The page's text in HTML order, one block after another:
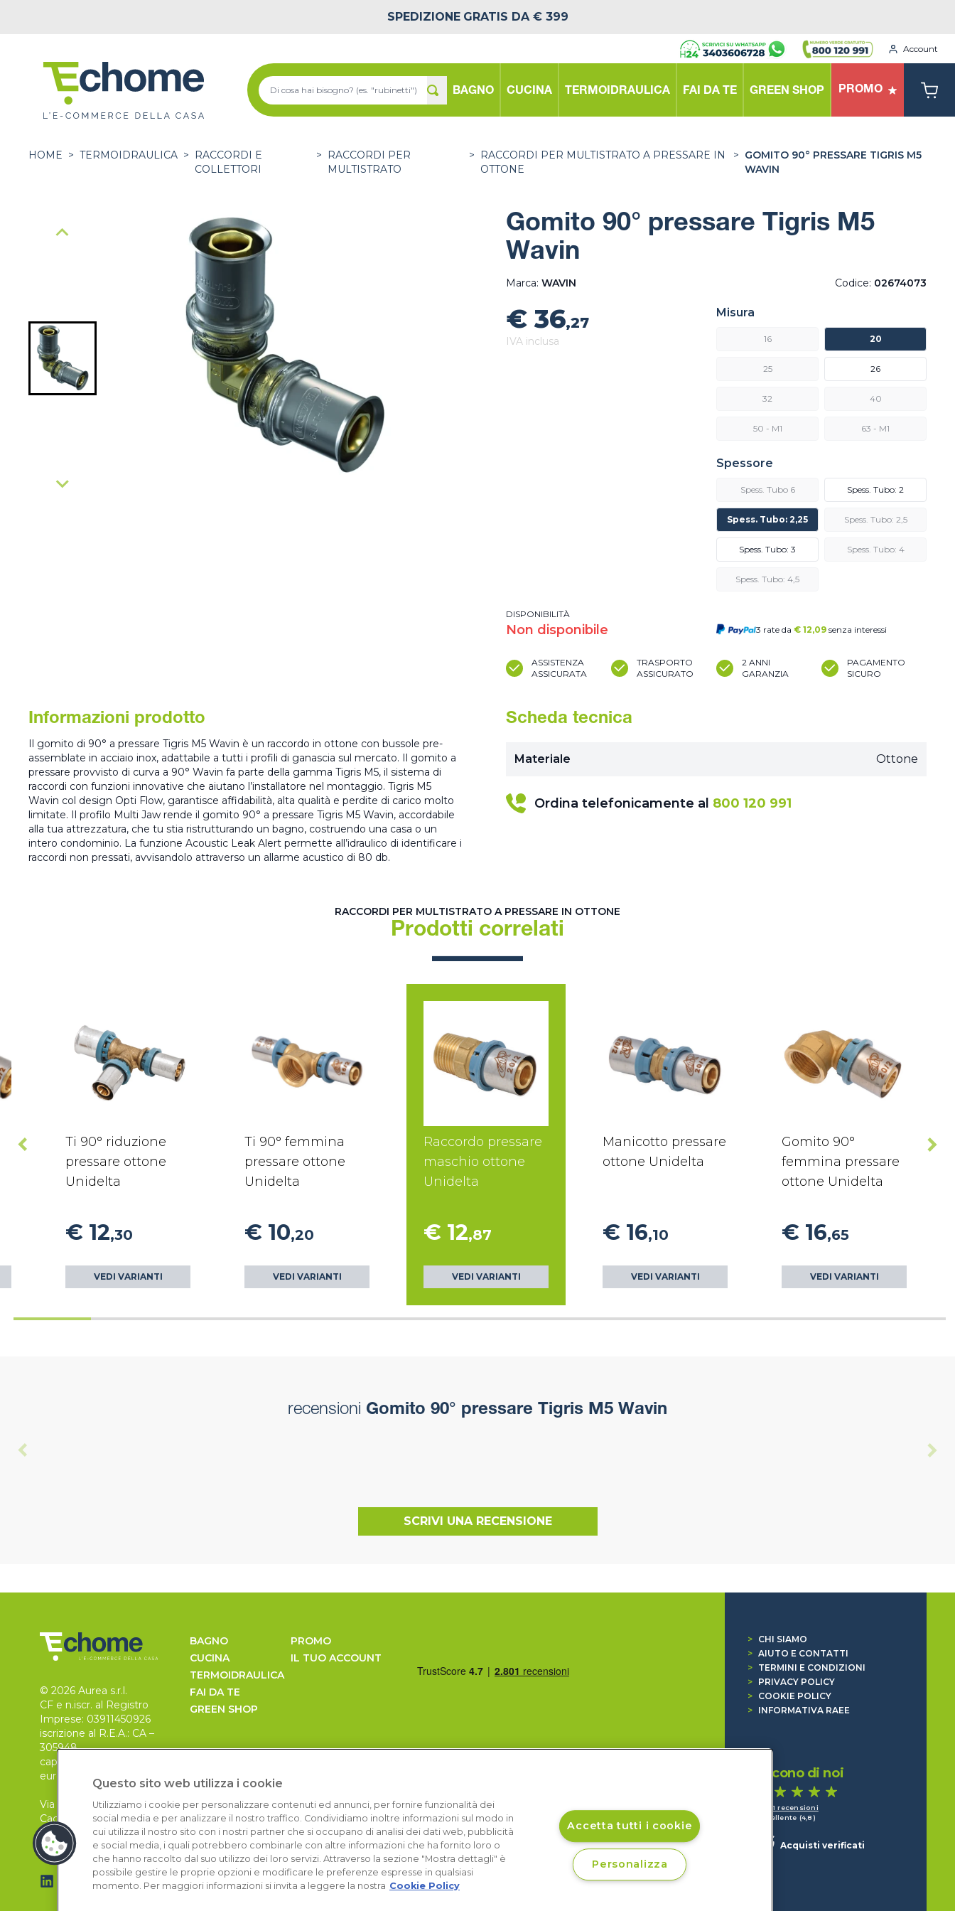
SPEDIZIONE GRATIS DA € 399
Account
BAGNO CUCINA TERMOIDRAULICA FAI DA TE GREEN SHOP PROMO
HOME > TERMOIDRAULICA >
RACCORDI E
COLLETTORI
>
RACCORDI PER
MULTISTRATO
>
RACCORDI PER MULTISTRATO A PRESSARE IN
OTTONE
> GOMITO 90° PRESSARE TIGRIS M5
WAVIN
Gomito 90° pressare Tigris M5
Wavin
Marca: WAVIN Codice: 02674073
€ 36,27
IVA inclusa
DISPONIBILITÀ
Non disponibile
Misura
16 20
25 26
32 40
50 - M1 63 - M1
Spessore
Spess. Tubo 6 Spess. Tubo: 2
Spess. Tubo: 2,25 Spess. Tubo: 2,5
Spess. Tubo: 3 Spess. Tubo: 4
Spess. Tubo: 4,5
3 rate da € 12,09 senza interessi
ASSISTENZA
ASSICURATA
TRASPORTO
ASSICURATO
2 ANNI
GARANZIA
PAGAMENTO
SICURO
Informazioni prodotto
Il gomito di 90° a pressare Tigris M5 Wavin è un raccordo in ottone con bussole pre-
assemblate in acciaio inox, adattabile a tutti i profili di ganascia sul mercato. Il gomito a
pressare provvisto di curva a 90° Wavin fa parte della gamma Tigris M5, il sistema di
raccordi con funzioni innovative che aiutano l’installatore nel montaggio. Tigris M5
Wavin col design Opti Flow, garantisce affidabilità, alta qualità e perdite di carico molto
limitate. Il profilo Multi Jaw rende il gomito 90° a pressare Tigris M5 Wavin, accordabile
alla tua attrezzatura, che tu stia ristrutturando un bagno, costruendo una casa o un
intero condominio. La funzione Acoustic Leak Alert permette all’idraulico di identificare i
raccordi non pressati, avvisandolo attraverso un allarme acustico di 80 db.
Scheda tecnica
Materiale Ottone
Ordina telefonicamente al 800 120 991
RACCORDI PER MULTISTRATO A PRESSARE IN OTTONE
Prodotti correlati
Ti 90° riduzione
pressare ottone
Unidelta
€ 12,30
VEDI VARIANTI
Ti 90° femmina
pressare ottone
Unidelta
€ 10,20
VEDI VARIANTI
Raccordo pressare
maschio ottone
Unidelta
€ 12,87
VEDI VARIANTI
Manicotto pressare
ottone Unidelta
€ 16,10
VEDI VARIANTI
Gomito 90°
femmina pressare
ottone Unidelta
€ 16,65
VEDI VARIANTI
recensioni Gomito 90° pressare Tigris M5 Wavin
SCRIVI UNA RECENSIONE
© 2026 Aurea s.r.l.
CF e n.iscr. al Registro
Imprese: 03911450926
iscrizione al R.E.A.: CA –
305948
capitale sociale 30.000
euro, i.v.
Via Pietro Leo n. 6
Cagliari
09129
BAGNO
CUCINA
TERMOIDRAULICA
FAI DA TE
GREEN SHOP
PROMO
IL TUO ACCOUNT
>
CHI SIAMO
> AIUTO E CONTATTI
>
TERMINI E CONDIZIONI
>
PRIVACY POLICY
>
COOKIE POLICY
>
INFORMATIVA RAEE
Dicono di noi
1.641 recensioni
Eccellente (4,8)
Acquisti verificati
Questo sito web utilizza i cookie
Utilizziamo i cookie per personalizzare contenuti ed annunci, per fornire funzionalità dei
social media e per analizzare il nostro traffico. Condividiamo inoltre informazioni sul modo in
cui utilizza il nostro sito con i nostri partner che si occupano di analisi dei dati web, pubblicità
e social media, i quali potrebbero combinarle con altre informazioni che ha fornito loro o
che hanno raccolto dal suo utilizzo dei loro servizi. Attraverso la sezione "Mostra dettagli" è
possibile gestire le proprie opzioni e modificare le preferenze espresse in qualsiasi
momento. Per maggiori informazioni si invita a leggere la nostra Cookie Policy
Accetta tutti i cookie
Personalizza